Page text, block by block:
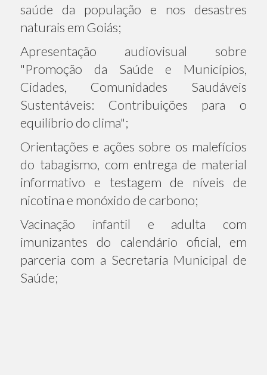
saúde da população e nos desastres
naturais em Goiás;
Apresentação audiovisual sobre
"Promoção da Saúde e Municípios,
Cidades, Comunidades Saudáveis
Sustentáveis: Contribuições para o
equilíbrio do clima";
Orientações e ações sobre os malefícios
do tabagismo, com entrega de material
informativo e testagem de níveis de
nicotina e monóxido de carbono;
Vacinação infantil e adulta com
imunizantes do calendário oficial, em
parceria com a Secretaria Municipal de
Saúde;